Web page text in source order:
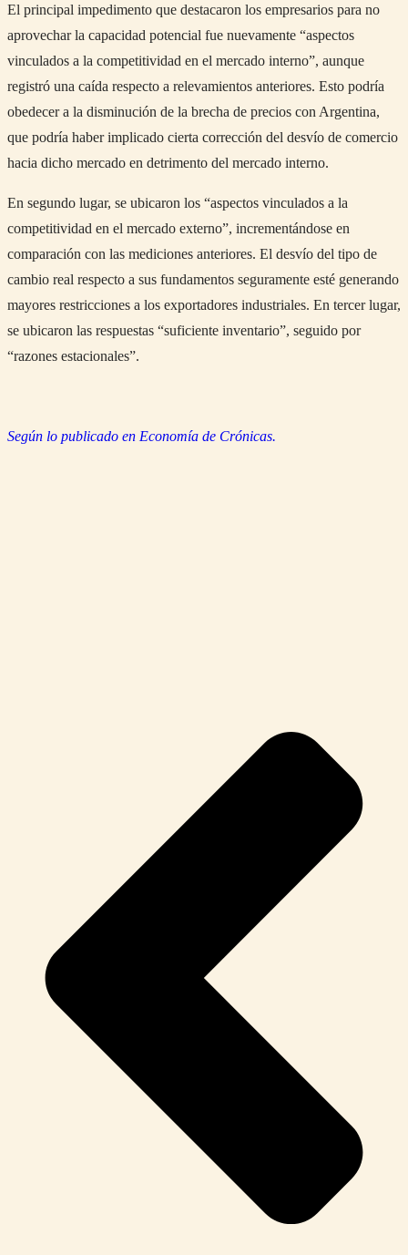
El principal impedimento que destacaron los empresarios para no
aprovechar la capacidad potencial fue nuevamente “aspectos
vinculados a la competitividad en el mercado interno”, aunque
registró una caída respecto a relevamientos anteriores. Esto podría
obedecer a la disminución de la brecha de precios con Argentina,
que podría haber implicado cierta corrección del desvío de comercio
hacia dicho mercado en detrimento del mercado interno.
En segundo lugar, se ubicaron los “aspectos vinculados a la
competitividad en el mercado externo”, incrementándose en
comparación con las mediciones anteriores. El desvío del tipo de
cambio real respecto a sus fundamentos seguramente esté generando
mayores restricciones a los exportadores industriales. En tercer lugar,
se ubicaron las respuestas “suficiente inventario”, seguido por
“razones estacionales”.
Según lo publicado en Economía de Crónicas.